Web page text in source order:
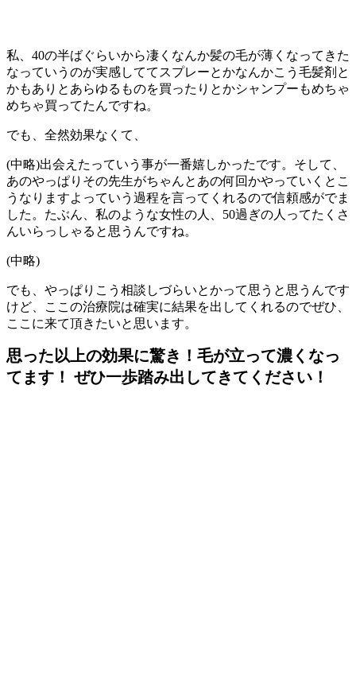
私、40の半ばぐらいから凄くなんか髪の毛が薄くなってきた
なっていうのが実感しててスプレーとかなんかこう毛髪剤と
かもありとあらゆるものを買ったりとかシャンプーもめちゃ
めちゃ買ってたんですね。
でも、全然効果なくて、
(中略)出会えたっていう事が一番嬉しかったです。そして、
あのやっぱりその先生がちゃんとあの何回かやっていくとこ
うなりますよっていう過程を言ってくれるので信頼感がでま
した。たぶん、私のような女性の人、50過ぎの人ってたくさ
んいらっしゃると思うんですね。
(中略)
でも、やっぱりこう相談しづらいとかって思うと思うんです
けど、ここの治療院は確実に結果を出してくれるのでぜひ、
ここに来て頂きたいと思います。
思った以上の効果に驚き！毛が立って濃くなっ
てます！ ぜひ一歩踏み出してきてください！